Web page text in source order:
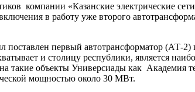
компании «Казанские электрические
в работу уже второго
первый автотрансформатор (АТ-
и столицу республики, является
такие объекты Универсиады как Академия
мощностью около 30 МВт.